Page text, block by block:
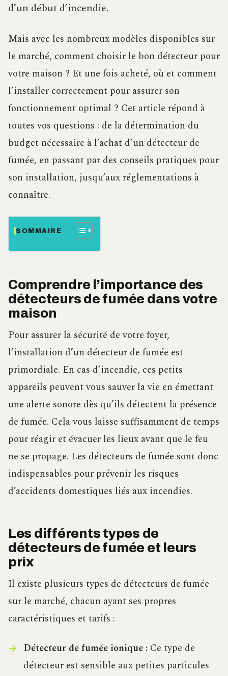
d’un début d’incendie.
Mais avec les nombreux modèles disponibles sur
le marché, comment choisir le bon détecteur pour
votre maison ? Et une fois acheté, où et comment
l’installer correctement pour assurer son
fonctionnement optimal ? Cet article répond à
toutes vos questions : de la détermination du
budget nécessaire à l’achat d’un détecteur de
fumée, en passant par des conseils pratiques pour
son installation, jusqu’aux réglementations à
connaître.
SOMMAIRE
Comprendre l’importance des
détecteurs de fumée dans votre
maison
Pour assurer la sécurité de votre foyer,
l’installation d’un détecteur de fumée est
primordiale. En cas d’incendie, ces petits
appareils peuvent vous sauver la vie en émettant
une alerte sonore dès qu’ils détectent la présence
de fumée. Cela vous laisse suffisamment de temps
pour réagir et évacuer les lieux avant que le feu
ne se propage. Les détecteurs de fumée sont donc
indispensables pour prévenir les risques
d’accidents domestiques liés aux incendies.
Les différents types de
détecteurs de fumée et leurs
prix
Il existe plusieurs types de détecteurs de fumée
sur le marché, chacun ayant ses propres
caractéristiques et tarifs :
Détecteur de fumée ionique :Ce type de
détecteur est sensible aux petites particules